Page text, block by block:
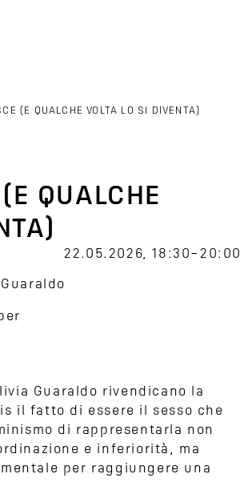
(E QUALCHE VOLTA LO SI DIVENTA)
QUALCHE
22.05.2026, 18:30–20:00
Guaraldo rivendicano la
il fatto di essere il sesso che
di rappresentarla non
e inferiorità, ma
per raggiungere una